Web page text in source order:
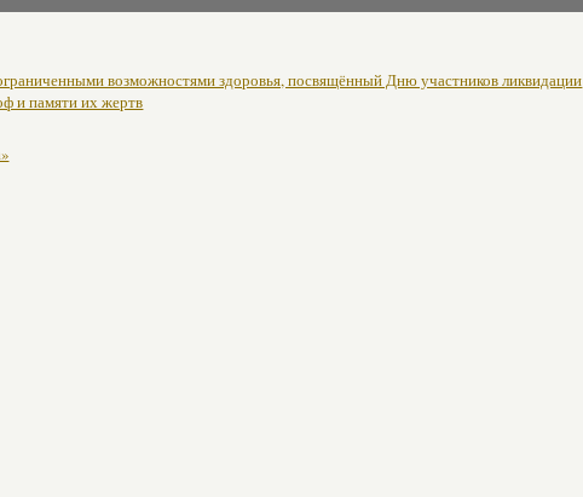
возможностями здоровья, посвящённый Дню участников ликвидации
и памяти их жертв